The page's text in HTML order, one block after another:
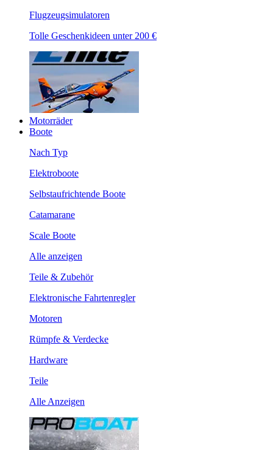
Flugzeugsimulatoren
Tolle Geschenkideen unter 200 €
Motorräder
Boote
Nach Typ
Elektroboote
Selbstaufrichtende Boote
Catamarane
Scale Boote
Alle anzeigen
Teile & Zubehör
Elektronische Fahrtenregler
Motoren
Rümpfe & Verdecke
Hardware
Teile
Alle Anzeigen